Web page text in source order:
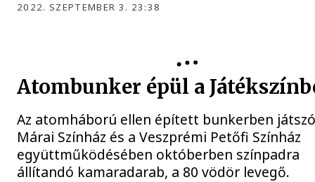
2022. SZEPTEMBER 3. 23:38
Atombunker épül a
Az atomháború ellen épített bunkerben
Márai Színház és a Veszprémi Petőfi Színház
együttműködésében októberben színpadra
állítandó kamaradarab, a 80 vödör levegő.